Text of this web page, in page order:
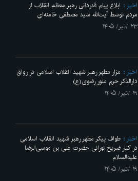
اخبار
ابلاغ پیام قدردانی رهبر معظم انقلاب از
مردم توسط آیت‌الله سید مصطفی خامنه‌ای
۲۳ /تیر/ ۱۴۰۵
اخبار
مزار مطهر رهبر شهید انقلاب اسلامی در رواق
دارالذکر حرم منور رضوی(ع)
۱۹ /تیر/ ۱۴۰۵
اخبار
طواف پیکر مطهر رهبر شهید انقلاب اسلامی
در کنار ضریح نورانی حضرت علی‌ بن موسی‌الرضا
علیه‌السلام
۱۹ /تیر/ ۱۴۰۵